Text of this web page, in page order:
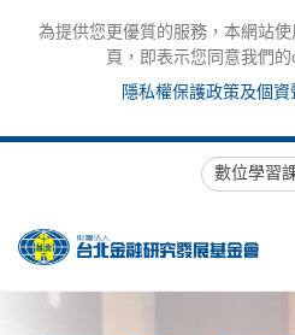
為提供您更優質的服務，本網站
頁，即表示您同意我們
隱私權保護政策及個資
數位學習